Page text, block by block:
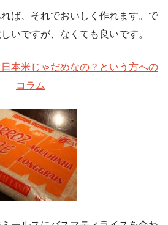
ば、それでおいしく作れます。で
いですが、なくても良いです。
本米じゃだめなの？という方への
コラム